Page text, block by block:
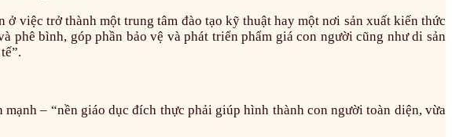
việc trở thành một trung tâm đào tạo kỹ thuật hay một nơi sản xuất kiến thức
phê bình, góp phần bảo vệ và phát triển phẩm giá con người cũng như di sản
– “nền giáo dục đích thực phải giúp hình thành con người toàn diện, vừa